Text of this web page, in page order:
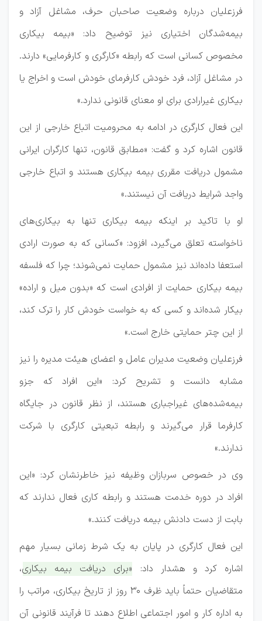
فرزعلیان درباره وضعیت صاحبان حرف، مشاغل آزاد و
بیمه‌شدگان اختیاری نیز توضیح داد: «بیمه بیکاری
مخصوص کسانی است که رابطه «کارگری و کارفرمایی» دارند.
در مشاغل آزاد، فرد خودش کارفرمای خودش است و اخراج یا
بیکاری غیرارادی برای او معنای قانونی ندارد.»
این فعال کارگری در ادامه به محرومیت اتباع خارجی از این
قانون اشاره کرد و گفت: «مطابق قانون، تنها کارگران ایرانی
مشمول دریافت مقرری بیمه بیکاری هستند و اتباع خارجی
واجد شرایط دریافت آن نیستند.»
او با تاکید بر اینکه بیمه بیکاری تنها به بیکاری‌های
ناخواسته تعلق می‌گیرد، افزود: «کسانی که به صورت ارادی
استعفا داده‌اند نیز مشمول حمایت نمی‌شوند؛ چرا که فلسفه
بیمه بیکاری حمایت از افرادی است که «بدون میل و اراده»
بیکار شده‌اند و کسی که به خواست خودش کار را ترک کند،
از این چتر حمایتی خارج است.»
فرزعلیان وضعیت مدیران عامل و اعضای هیئت مدیره را نیز
مشابه دانست و تشریح کرد: «این افراد که جزو
بیمه‌شده‌های غیراجباری هستند، از نظر قانون در جایگاه
کارفرما قرار می‌گیرند و رابطه تبعیتی کارگری با شرکت
ندارند.»
وی در خصوص سربازان وظیفه نیز خاطرنشان کرد: «این
افراد در دوره خدمت هستند و رابطه کاری فعال ندارند که
بابت از دست دادنش بیمه دریافت کنند.»
این فعال کارگری در پایان به یک شرط زمانی بسیار مهم
اشاره کرد و هشدار داد: «برای دریافت بیمه بیکاری،
متقاضیان حتماً باید ظرف ۳۰ روز از تاریخ بیکاری، مراتب را
به اداره کار و امور اجتماعی اطلاع دهند تا فرآیند قانونی آن